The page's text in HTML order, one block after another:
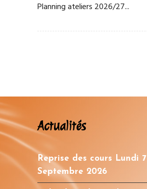
Planning ateliers 2026/27...
Actualités
Reprise des cours Lundi 7
Septembre 2026